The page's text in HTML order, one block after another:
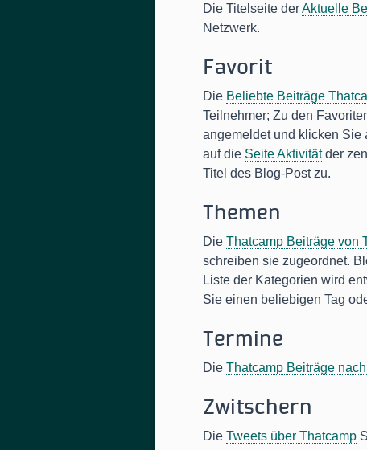
Die Titelseite derAktuelle
Netzwerk.
Favorit
Die Beliebte Beiträge
Teilnehmer; Zu den
angemeldet und klicken Sie
auf die Seite Aktivitätder
Titel des Blog-Post zu.
Themen
Die Thatcamp Beiträge von
schreiben sie zugeordnet.
Liste der Kategorien wird
Sie einen beliebigen Tag
Termine
Die Thatcamp Beiträge
Zwitschern
Die Tweets über Thatcamp